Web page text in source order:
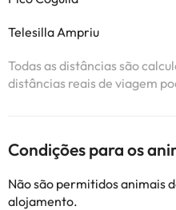
Telesilla Ampriu
Todas as distâncias são
distâncias reais de viagem
Condições para os
Não são permitidos animais
alojamento.